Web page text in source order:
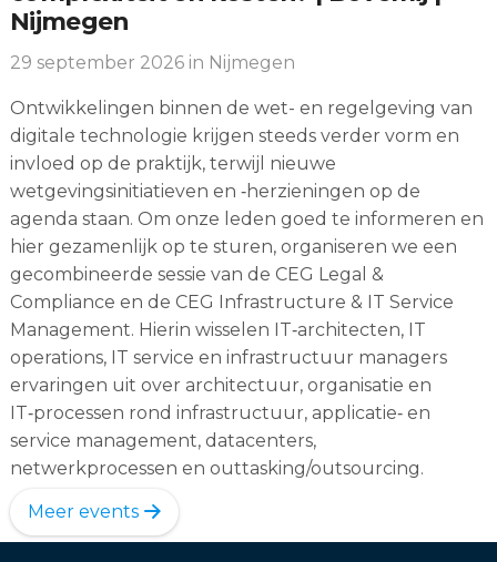
Nijmegen
29 september 2026in Nijmegen
Ontwikkelingen binnen de wet- en regelgeving van
digitale technologie krijgen steeds verder vorm en
invloed op de praktijk, terwijl nieuwe
wetgevingsinitiatieven en ‑herzieningen op de
agenda staan. Om onze leden goed te informeren en
hier gezamenlijk op te sturen, organiseren we een
gecombineerde sessie van de CEG Legal &
Compliance en de CEG Infrastructure & IT Service
Management. Hierin wisselen IT‑architecten, IT
operations, IT service en infrastructuur managers
ervaringen uit over architectuur, organisatie en
IT‑processen rond infrastructuur, applicatie‑ en
service management, datacenters,
netwerkprocessen en outtasking/outsourcing.
Meer events